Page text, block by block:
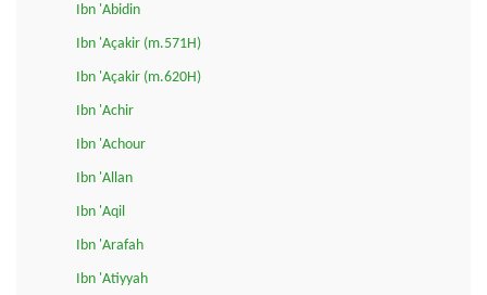
Ibn 'Abidin
Ibn 'Açakir (m.571H)
Ibn 'Açakir (m.620H)
Ibn 'Achir
Ibn 'Achour
Ibn 'Allan
Ibn 'Aqil
Ibn 'Arafah
Ibn 'Atiyyah